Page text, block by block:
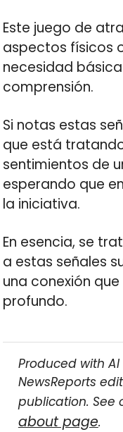
Este juego de
aspectos físicos
necesidad
comprensión.
Si notas estas
que está
sentimientos de
esperando que
la iniciativa.
En esencia, se
a estas señales
una conexión
profundo.
Produced with
NewsReports
publication. See
about page.